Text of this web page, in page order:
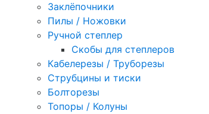
Заклёпочники
Пилы / Ножовки
Ручной степлер
Скобы для степлеров
Кабелерезы / Труборезы
Струбцины и тиски
Болторезы
Топоры / Колуны